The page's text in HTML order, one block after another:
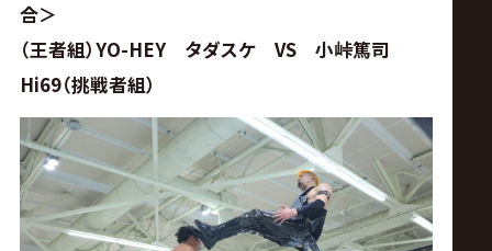
合＞
（王者組）YO-HEY タダスケ VS 小峠篤司
Hi69（挑戦者組）